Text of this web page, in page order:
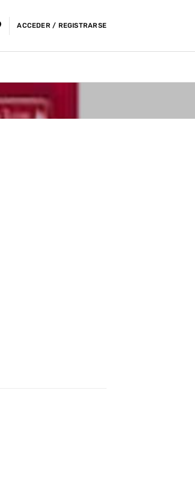
ACCEDER / REGISTRARSE